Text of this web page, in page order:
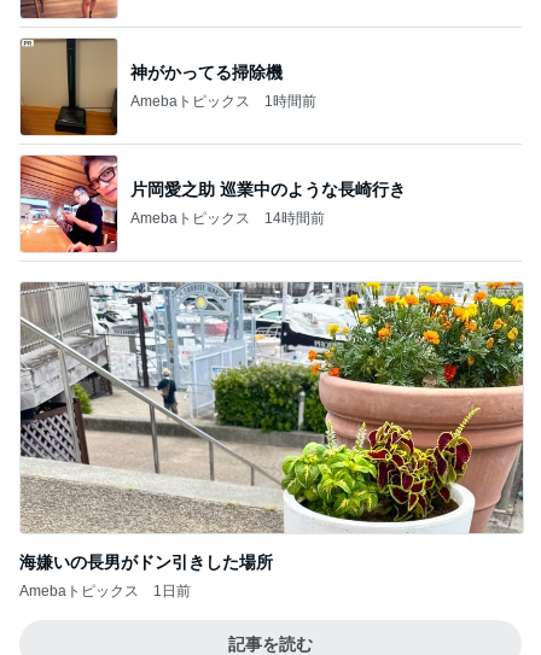
神がかってる掃除機
Amebaトピックス 1時間前
片岡愛之助 巡業中のような長崎行き
Amebaトピックス 14時間前
海嫌いの長男がドン引きした場所
Amebaトピックス 1日前
記事を読む